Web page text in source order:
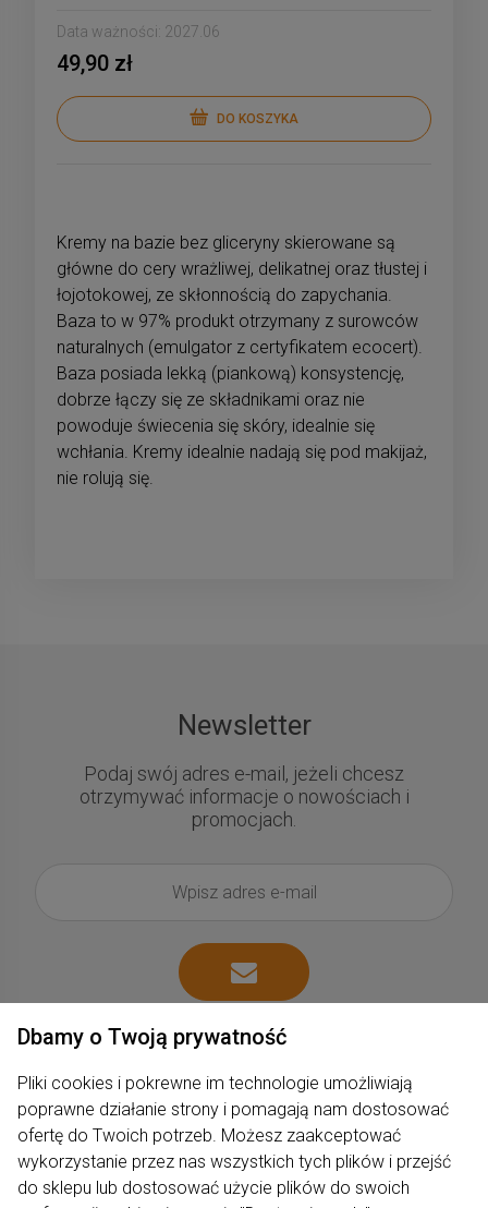
Data ważności: 2027.06
49,90 zł
DO KOSZYKA
Kremy na bazie bez gliceryny skierowane są
główne do cery wrażliwej, delikatnej oraz tłustej i
łojotokowej, ze skłonnością do zapychania.
Baza to w 97% produkt otrzymany z surowców
naturalnych (emulgator z certyfikatem ecocert).
Baza posiada lekką (piankową) konsystencję,
dobrze łączy się ze składnikami oraz nie
powoduje świecenia się skóry, idealnie się
wchłania. Kremy idealnie nadają się pod makijaż,
nie rolują się.
Newsletter
Podaj swój adres e-mail, jeżeli chcesz
otrzymywać informacje o nowościach i
promocjach.
Zakupy
Dbamy o Twoją prywatność
Pliki cookies i pokrewne im technologie umożliwiają
poprawne działanie strony i pomagają nam dostosować
ofertę do Twoich potrzeb. Możesz zaakceptować
wykorzystanie przez nas wszystkich tych plików i przejść
do sklepu lub dostosować użycie plików do swoich